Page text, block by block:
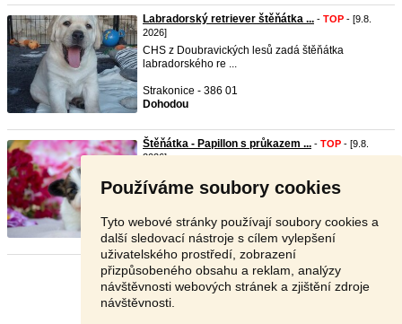
Používáme soubory cookies
Tyto webové stránky používají soubory cookies a
další sledovací nástroje s cílem vylepšení
uživatelského prostředí, zobrazení
přizpůsobeného obsahu a reklam, analýzy
návštěvnosti webových stránek a zjištění zdroje
návštěvnosti.
Labradorský retriever štěňátka ... - TOP - [9.8.
2026]
CHS z Doubravických lesů zadá štěňátka
labradorského re ...
Strakonice - 386 01
Dohodou
Štěňátka - Papillon s průkazem ... - TOP - [9.8.
2026]
rezervaci š ...
Plzeň - 301 00
Dohodou
Stránka: 1 2 3 Další